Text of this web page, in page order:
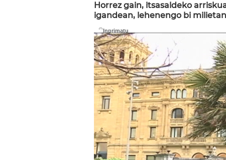
Horrez gain, itsasaldeko
igandean, lehenengo bi